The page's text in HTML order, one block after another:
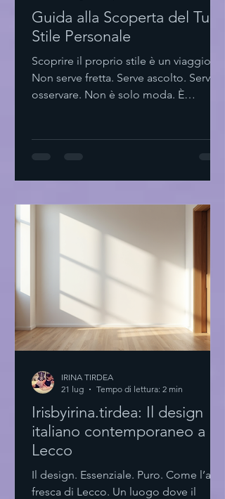
Guida alla Scoperta del Tuo
Stile Personale
Scoprire il proprio stile è un viaggio.
Non serve fretta. Serve ascolto. Serve
osservare. Non è solo moda. È
Parlo di sensazioni. Prendi un
tessuti, forme. Cosa ti fa sentire a casa.
Prova a guardare il tuo armadio. Cosa
indossi più spesso? Perché? Non serve
comprare tutto nu
Irisbyirina.tirdea: Il design
italiano contemporaneo a
Lecco
Il design. Essenziale. Puro. Come l’aria
fresca di Lecco. Un luogo dove il
IRINA TIRDEA
21 lug
Tempo di lettura: 2 min